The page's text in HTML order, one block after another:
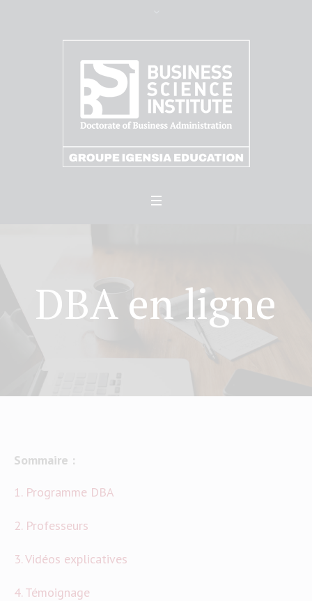
DBA en ligne
Sommaire :
1. Programme DBA
2. Professeurs
3. Vidéos explicatives
4. Témoignage